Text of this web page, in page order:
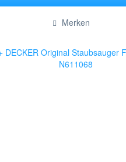
Hinzugefügt
Merken